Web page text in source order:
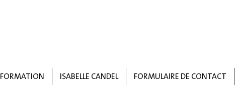
FORMATION ISABELLE CANDEL FORMULAIRE DE CONTACT